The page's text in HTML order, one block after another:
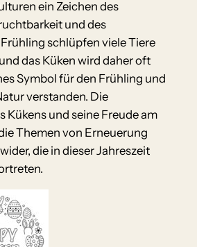
ein Zeichen des
und des
schlüpfen viele Tiere
das Küken wird daher oft
Symbol für den Frühling und
verstanden. Die
Kükens und seine Freude am
Themen von Erneuerung
die in dieser Jahreszeit